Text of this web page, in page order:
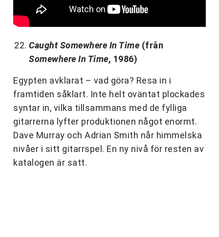
Caught Somewhere In Time (från
Somewhere In Time, 1986)
Egypten avklarat – vad göra? Resa in i
framtiden såklart. Inte helt oväntat plockades
syntar in, vilka tillsammans med de fylliga
gitarrerna lyfter produktionen något enormt.
Dave Murray och Adrian Smith når himmelska
nivåer i sitt gitarrspel. En ny nivå för resten av
katalogen är satt.